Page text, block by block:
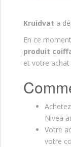
Kruidvat a
En ce
produit
et votre achat
Nivea
Votre
votre